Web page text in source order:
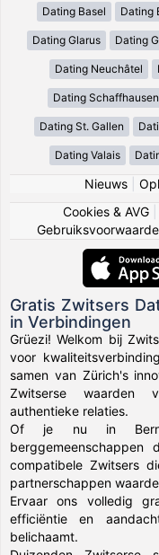
Dating Basel Dating
Dating Glarus Dating
Dating Neuchâtel
Dating Schaffhausen
Dating St. Gallen
Dating Valais
Nieuws|
Cookies & AVG
Gratis Zwitsers
in Verbindingen
Grüezi! Welkom bij
voor
samen van Zürich's
Zwitserse waarden
authentieke relaties.
Of je nu in
compatibele Zwitsers
partnerschappen
Ervaar ons volledig
efficiëntie en
belichaamt.